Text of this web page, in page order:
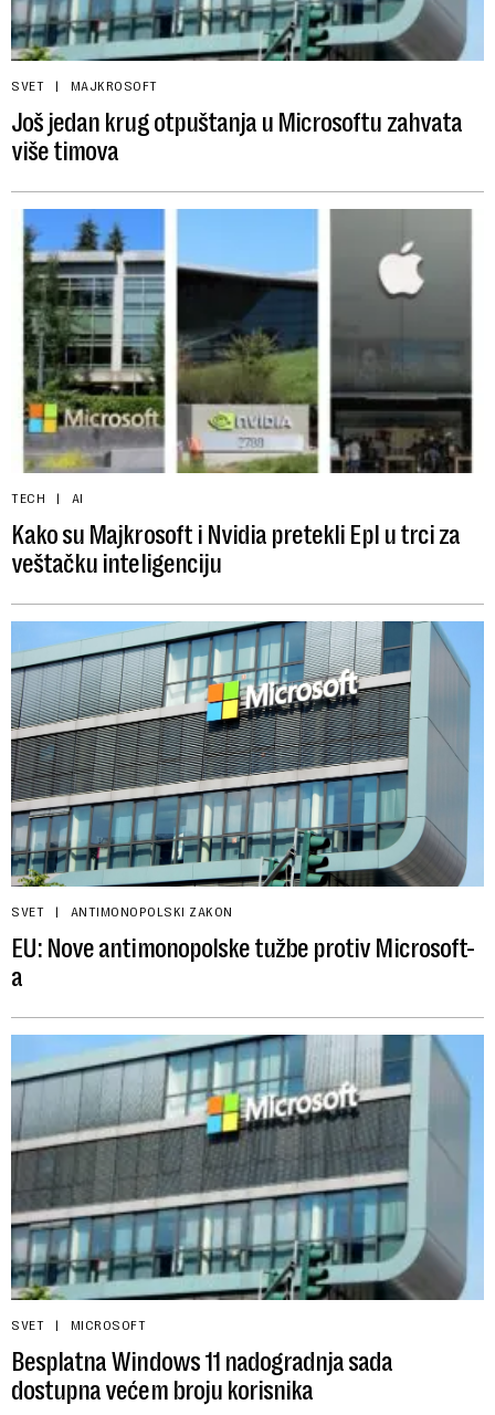
SVET MAJKROSOFT
Još jedan krug otpuštanja u Microsoftu zahvata
više timova
TECH AI
Kako su Majkrosoft i Nvidia pretekli Epl u trci za
veštačku inteligenciju
SVET ANTIMONOPOLSKI ZAKON
EU: Nove antimonopolske tužbe protiv Microsoft-
a
SVET MICROSOFT
Besplatna Windows 11 nadogradnja sada
dostupna većem broju korisnika